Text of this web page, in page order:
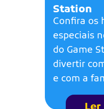
Station
Confira os
especiais
do Game
divertir
e com a